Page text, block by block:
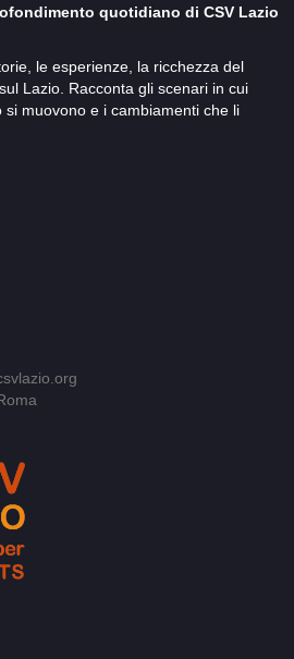
quotidiano di CSV Lazio
le esperienze, la ricchezza del
Lazio. Racconta gli scenari in cui
muovono e i cambiamenti che li